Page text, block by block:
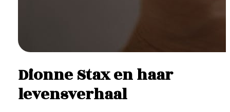
Dionne Stax en haar
levensverhaal